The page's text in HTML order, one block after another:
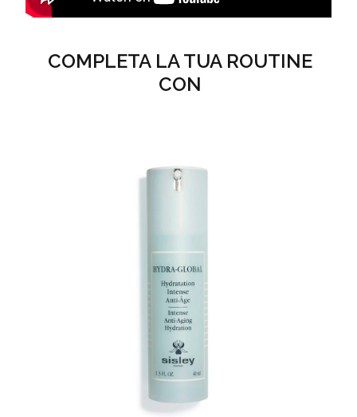
COMPLETA LA TUA ROUTINE
CON